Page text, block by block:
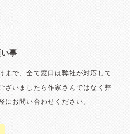
事
まで、全て窓口は弊社が対応して
ざいましたら作家さんではなく弊
にお問い合わせください。